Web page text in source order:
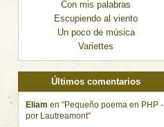
Con mis palabras
Escupiendo al viento
Un poco de música
Variettes
Últimos comentarios
Eliam en "Pequeño poema en PHP -
por Lautreamont"